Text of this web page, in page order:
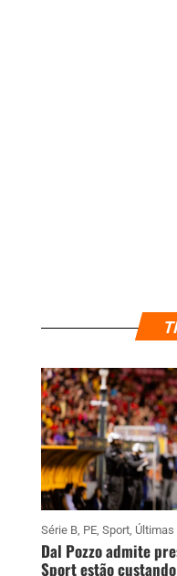
Série B, PE, Sport, Últimas
Dal Pozzo admite
Sport estão